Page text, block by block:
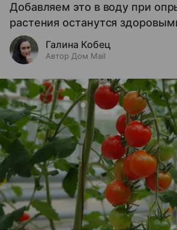
Добавляем это в воду при
растения останутся
Галина Кобец
Автор Дом Mail